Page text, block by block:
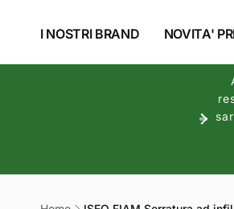
I NOSTRI BRAND NOVITA'